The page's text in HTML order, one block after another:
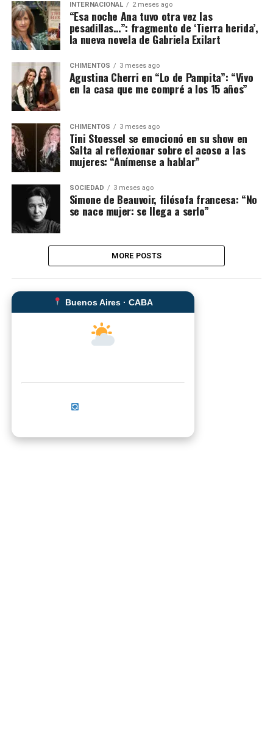
INTERNACIONAL 2 meses ago
“Esa noche Ana tuvo otra vez las
pesadillas…”: fragmento de ‘Tierra herida’,
la nueva novela de Gabriela Exilart
CHIMENTOS 3 meses ago
Agustina Cherri en “Lo de Pampita”: “Vivo
en la casa que me compré a los 15 años”
CHIMENTOS 3 meses ago
Tini Stoessel se emocionó en su show en
Salta al reflexionar sobre el acoso a las
mujeres: “Anímense a hablar”
SOCIEDAD 3 meses ago
Simone de Beauvoir, filósofa francesa: “No
se nace mujer: se llega a serlo”
MORE POSTS
Buenos Aires · CABA